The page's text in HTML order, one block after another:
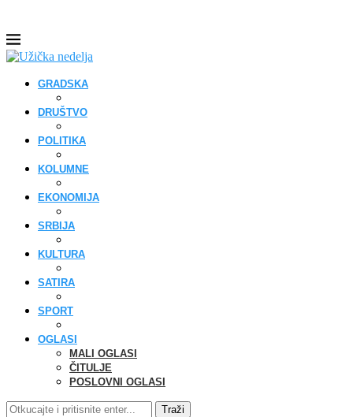
GRADSKA
DRUŠTVO
POLITIKA
KOLUMNE
EKONOMIJA
SRBIJA
KULTURA
SATIRA
SPORT
OGLASI
MALI OGLASI
ČITULJE
POSLOVNI OGLASI
Traži